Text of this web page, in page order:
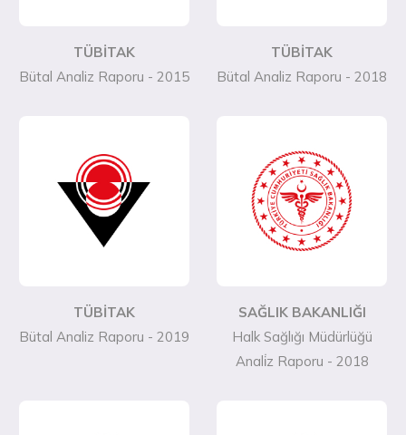
TÜBİTAK
Bütal Analiz Raporu - 2015
TÜBİTAK
Bütal Analiz Raporu - 2018
TÜBİTAK
Bütal Analiz Raporu - 2019
SAĞLIK BAKANLIĞI
Halk Sağlığı Müdürlüğü
Anali̇z Raporu - 2018